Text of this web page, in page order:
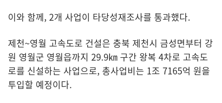
이와 함께, 2개 사업이 타당성재조사를 통과했다.
제천~영월 고속도로 건설은 충북 제천시 금성면부터 강
원 영월군 영월읍까지 29.9㎞ 구간 왕복 4차로 고속도
로를 신설하는 사업으로, 총사업비는 1조 7165억 원을
투입할 예정이다.